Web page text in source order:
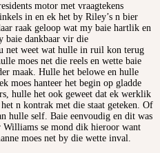
motor met vraagtekens
in en ek het by Riley’s n bier
raak geloop wat my baie hartlik en
baie dankbaar vir die
net weet wat hulle in ruil kon terug
moes net die reels en wette baie
maak. Hulle het belowe en hulle
moes hanteer het begin op gladde
hulle het ook geweet dat ek werklik
n kontrak met die staat geteken. Of
hulle self. Baie eenvoudig en dit was
Williams se mond dik hieroor want
moes net by die wette inval.